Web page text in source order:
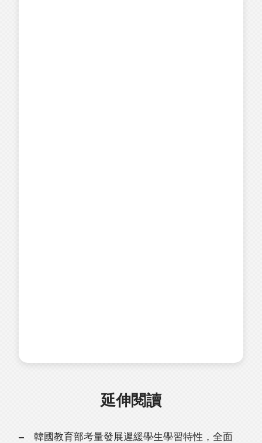
延伸閱讀
韓國教育部考量發展遲緩學生學習特性，全面